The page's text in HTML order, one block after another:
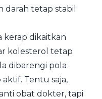
tetap stabil
kerap dikaitkan
kolesterol tetap
dibarengi pola
Tentu saja,
obat dokter, tapi